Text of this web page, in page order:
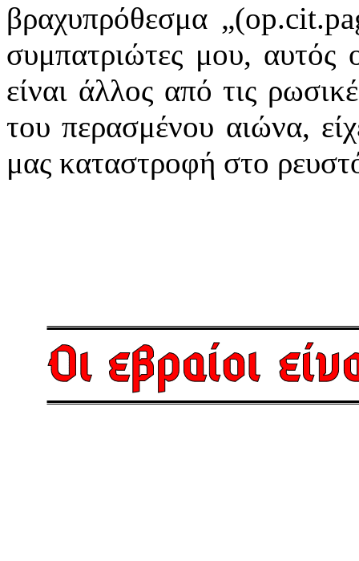
βραχυπρόθεσμα
συμπατριώτες μου,
είναι άλλος από τις
του περασμένου αιώνα,
μας καταστροφή στο